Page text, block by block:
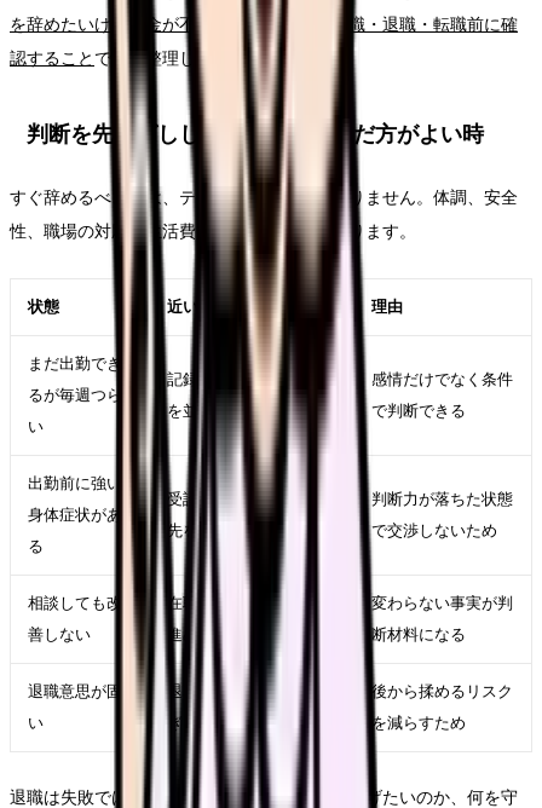
を辞めたいけどお金が不安な時の考え方｜休職・退職・転職前に確
認すること で先に整理してください。
判断を先延ばししてよい時・急いだ方がよい時
すぐ辞めるべきかは、テーマ名だけでは決まりません。体調、安全
性、職場の対応、生活費、次の選択肢で変わります。
状態 近い対応 理由
まだ出勤でき
るが毎週つら
い
記録、相談、求人比較
を並行する
感情だけでなく条件
で判断できる
出勤前に強い
身体症状があ
る
受診、休養、公的相談
先を優先する
判断力が落ちた状態
で交渉しないため
相談しても改
善しない
在職転職や退職準備を
進める
変わらない事実が判
断材料になる
退職意思が固
い
退職日、有休、引き継
ぎ、書面記録を整える
後から揉めるリスク
を減らすため
退職は失敗ではありません。ただし、何から逃げたいのか、何を守